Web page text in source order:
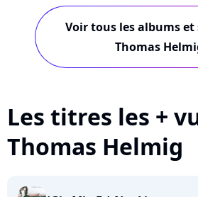
Voir tous les albums et
Thomas
Les titres les +
Thomas Helmig